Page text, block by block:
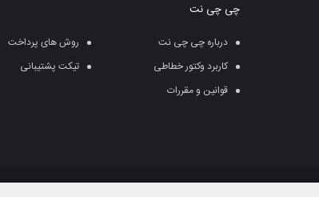
چی چی نت
درباره چی چی نت
روش های پرداخت
کاربرد وکتور خطاطی
تیکت پشتیبانی
قوانین و مقررات